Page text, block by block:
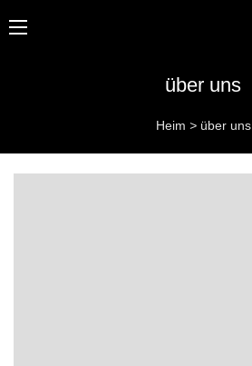
über uns
Heim > über uns